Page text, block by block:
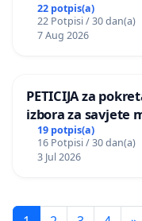
22 potpis(a)
22 Potpisi / 30 dan(a)
7 Aug 2026
PETICIJA za
izbora za savjete
Bugojno
19 potpis(a)
16 Potpisi / 30 dan(a)
3 Jul 2026